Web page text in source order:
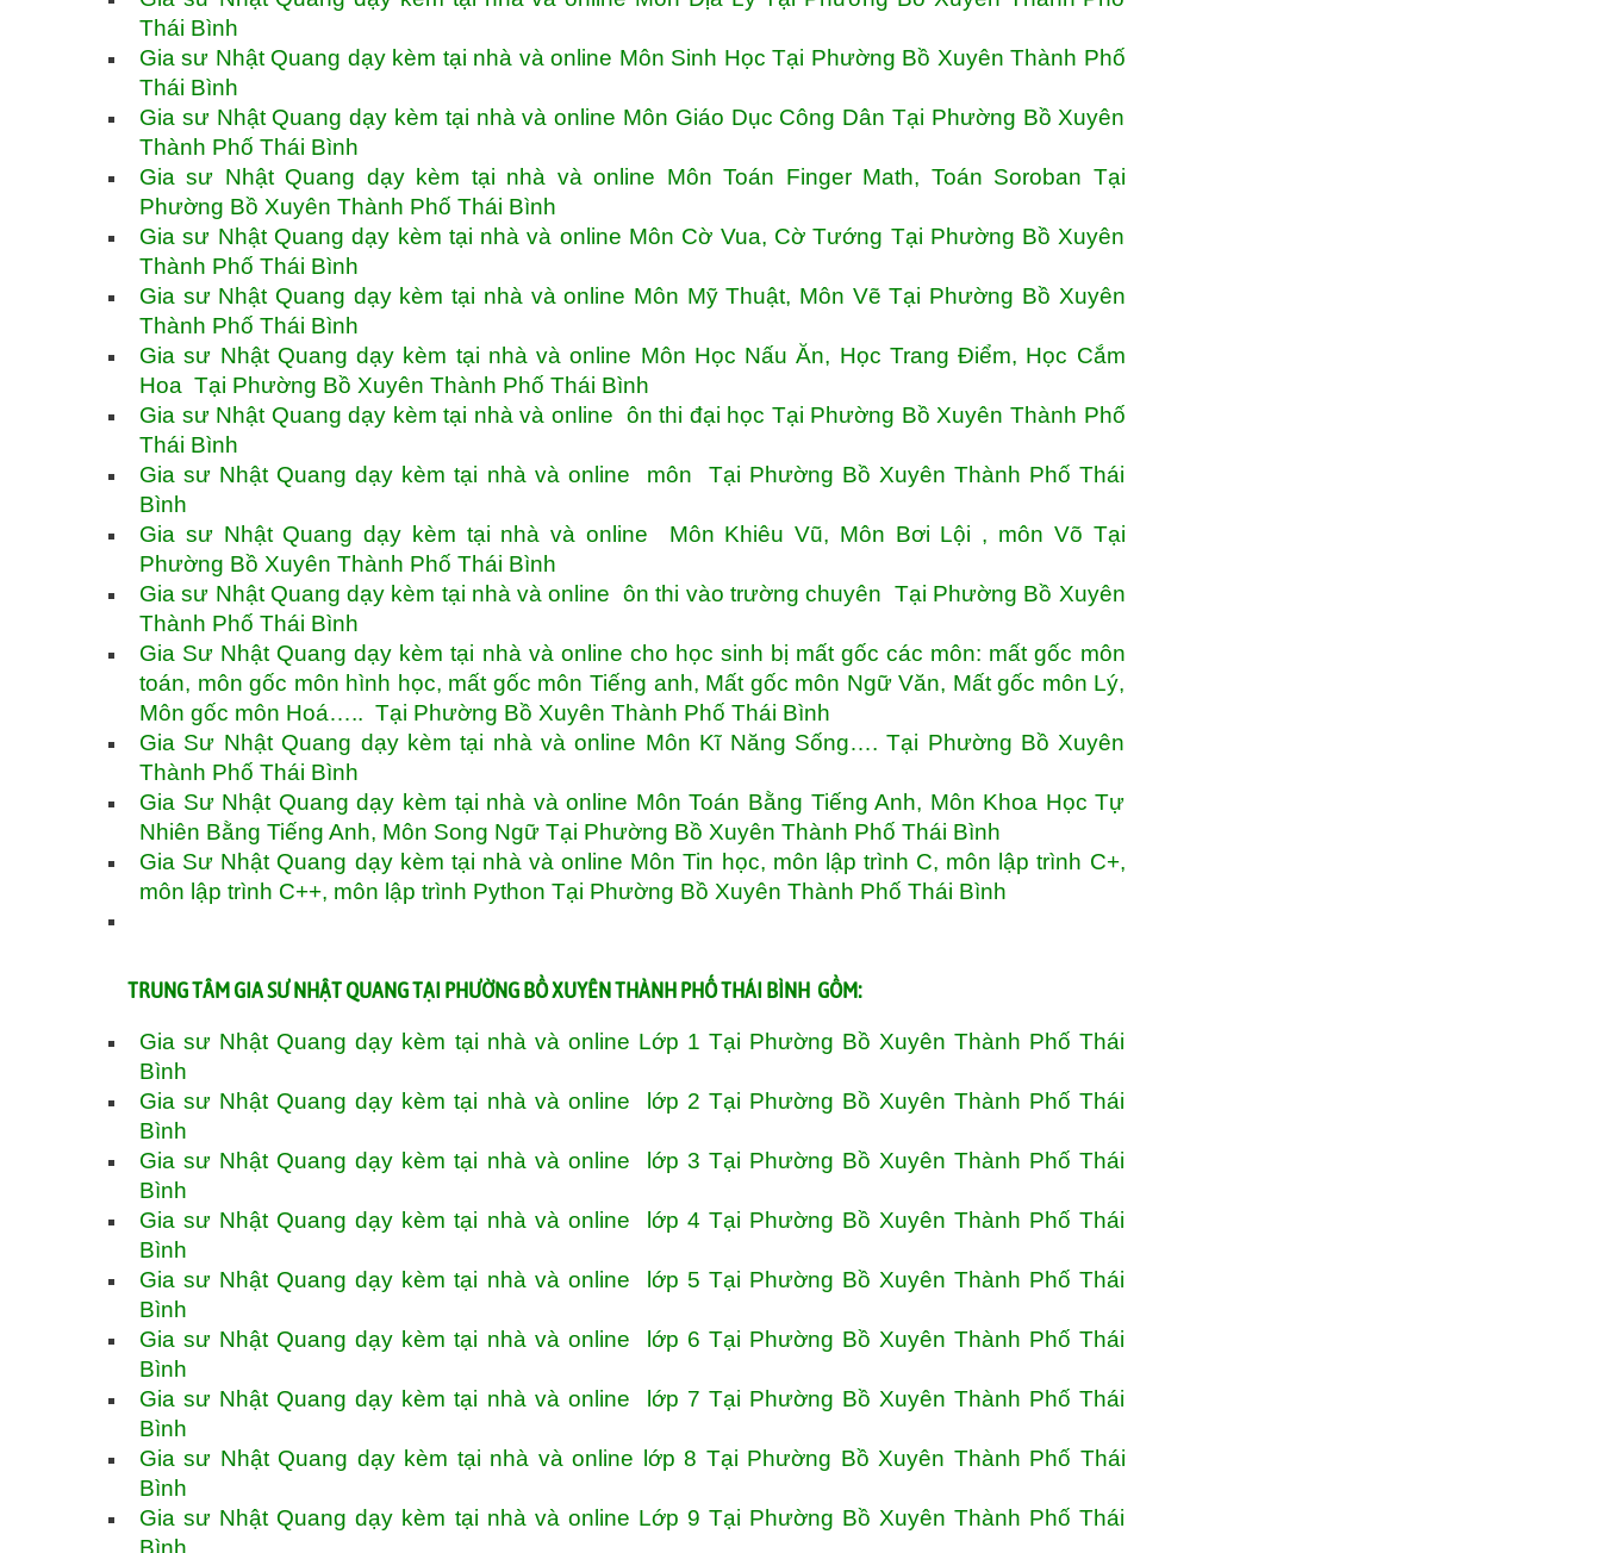
Thái Bình
Gia sư Nhật Quang dạy kèm tại nhà và online Môn Sinh Học Tại Phường Bồ Xuyên Thành Phố
Thái Bình
Gia sư Nhật Quang dạy kèm tại nhà và online Môn Giáo Dục Công Dân Tại Phường Bồ Xuyên
Thành Phố Thái Bình
Gia sư Nhật Quang dạy kèm tại nhà và online Môn Toán Finger Math, Toán Soroban Tại
Phường Bồ Xuyên Thành Phố Thái Bình
Gia sư Nhật Quang dạy kèm tại nhà và online Môn Cờ Vua, Cờ Tướng Tại Phường Bồ Xuyên
Thành Phố Thái Bình
Gia sư Nhật Quang dạy kèm tại nhà và online Môn Mỹ Thuật, Môn Vẽ Tại Phường Bồ Xuyên
Thành Phố Thái Bình
Gia sư Nhật Quang dạy kèm tại nhà và online Môn Học Nấu Ăn, Học Trang Điểm, Học Cắm
Hoa Tại Phường Bồ Xuyên Thành Phố Thái Bình
Gia sư Nhật Quang dạy kèm tại nhà và online ôn thi đại học Tại Phường Bồ Xuyên Thành Phố
Thái Bình
Gia sư Nhật Quang dạy kèm tại nhà và online môn Tại Phường Bồ Xuyên Thành Phố Thái
Bình
Gia sư Nhật Quang dạy kèm tại nhà và online Môn Khiêu Vũ, Môn Bơi Lội , môn Võ Tại
Phường Bồ Xuyên Thành Phố Thái Bình
Gia sư Nhật Quang dạy kèm tại nhà và online ôn thi vào trường chuyên Tại Phường Bồ Xuyên
Thành Phố Thái Bình
Gia Sư Nhật Quang dạy kèm tại nhà và online cho học sinh bị mất gốc các môn: mất gốc môn
toán, môn gốc môn hình học, mất gốc môn Tiếng anh, Mất gốc môn Ngữ Văn, Mất gốc môn Lý,
Môn gốc môn Hoá….. Tại Phường Bồ Xuyên Thành Phố Thái Bình
Gia Sư Nhật Quang dạy kèm tại nhà và online Môn Kĩ Năng Sống…. Tại Phường Bồ Xuyên
Thành Phố Thái Bình
Gia Sư Nhật Quang dạy kèm tại nhà và online Môn Toán Bằng Tiếng Anh, Môn Khoa Học Tự
Nhiên Bằng Tiếng Anh, Môn Song Ngữ Tại Phường Bồ Xuyên Thành Phố Thái Bình
Gia Sư Nhật Quang dạy kèm tại nhà và online Môn Tin học, môn lập trình C, môn lập trình C+,
môn lập trình C++, môn lập trình Python Tại Phường Bồ Xuyên Thành Phố Thái Bình
TRUNG TÂM GIA SƯ NHẬT QUANG TẠI PHƯỜNG BỒ XUYÊN THÀNH PHỐ THÁI BÌNH GỒM:
Gia sư Nhật Quang dạy kèm tại nhà và online Lớp 1 Tại Phường Bồ Xuyên Thành Phố Thái
Bình
Gia sư Nhật Quang dạy kèm tại nhà và online lớp 2 Tại Phường Bồ Xuyên Thành Phố Thái
Bình
Gia sư Nhật Quang dạy kèm tại nhà và online lớp 3 Tại Phường Bồ Xuyên Thành Phố Thái
Bình
Gia sư Nhật Quang dạy kèm tại nhà và online lớp 4 Tại Phường Bồ Xuyên Thành Phố Thái
Bình
Gia sư Nhật Quang dạy kèm tại nhà và online lớp 5 Tại Phường Bồ Xuyên Thành Phố Thái
Bình
Gia sư Nhật Quang dạy kèm tại nhà và online lớp 6 Tại Phường Bồ Xuyên Thành Phố Thái
Bình
Gia sư Nhật Quang dạy kèm tại nhà và online lớp 7 Tại Phường Bồ Xuyên Thành Phố Thái
Bình
Gia sư Nhật Quang dạy kèm tại nhà và online lớp 8 Tại Phường Bồ Xuyên Thành Phố Thái
Bình
Gia sư Nhật Quang dạy kèm tại nhà và online Lớp 9 Tại Phường Bồ Xuyên Thành Phố Thái
Bình